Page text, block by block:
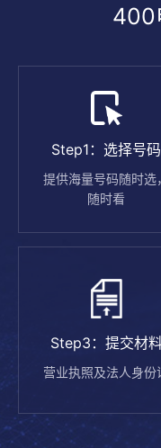
400
Step1：选择号码
提供海量号码随时选，
随时看
Step3：提交材
营业执照及法人身份